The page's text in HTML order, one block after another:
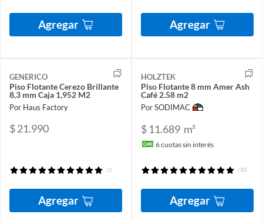
Agregar Agregar
GENERICO
Piso Flotante Cerezo Brillante
8,3 mm Caja 1,952 M2
Por Haus Factory
$ 21.990
(1)
Agregar
HOLZTEK
Piso Flotante 8 mm Amer Ash
Café 2.58 m2
Por SODIMAC
$ 11.689 m²
6cuotas sin interés
(30)
Agregar